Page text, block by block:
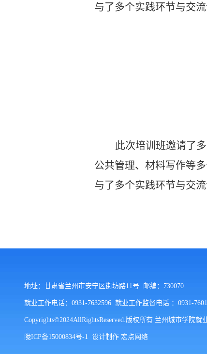
与了多个实践环节与交
此次培训班邀请了
公共管理、材料写作等
与了多个实践环节与交
地址：甘肃省兰州市安宁区街坊路11号 邮编：730070
就业工作电话：0931-7632596 就业工作监督电话 ：0931-
Copyrights©2024AllRightsReserved.版权所有 兰州城市学院就
陇ICP备15000834号-1 设计制作 宏点网络